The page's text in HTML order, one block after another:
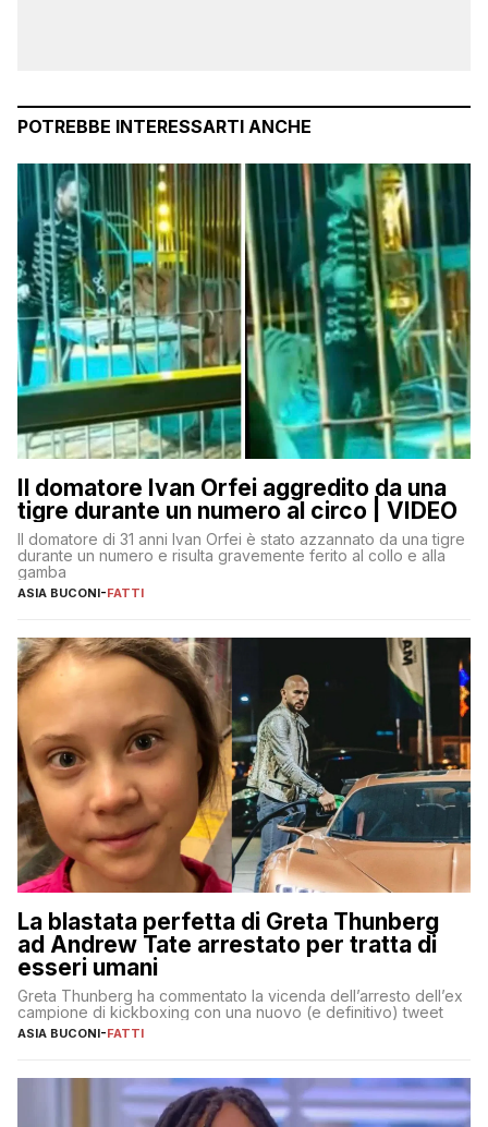
POTREBBE INTERESSARTI ANCHE
Il domatore Ivan Orfei aggredito da una
tigre durante un numero al circo | VIDEO
Il domatore di 31 anni Ivan Orfei è stato azzannato da una tigre
durante un numero e risulta gravemente ferito al collo e alla
gamba
ASIA BUCONI-FATTI
La blastata perfetta di Greta Thunberg
ad Andrew Tate arrestato per tratta di
esseri umani
Greta Thunberg ha commentato la vicenda dell’arresto dell’ex
campione di kickboxing con una nuovo (e definitivo) tweet
ASIA BUCONI-FATTI